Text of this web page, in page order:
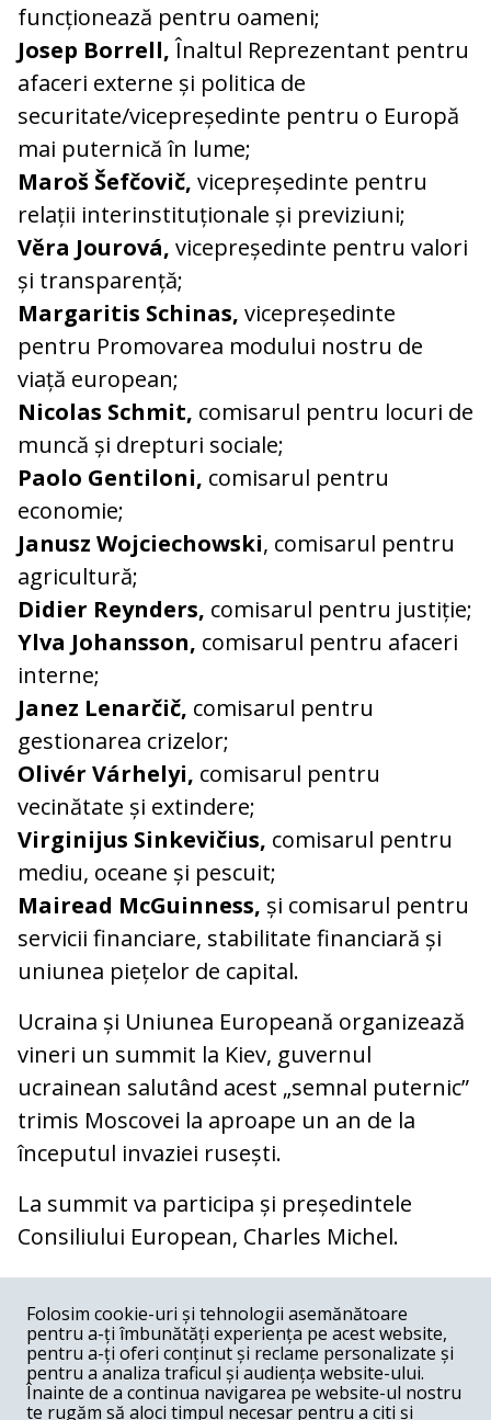
funcționează pentru oameni;
Josep Borrell,Înaltul Reprezentant pentru
afaceri externe și politica de
securitate/vicepreședinte pentru o Europă
mai puternică în lume;
Maroš Šefčovič, vicepreședinte pentru
relații interinstituționale și previziuni;
Věra Jourová, vicepreședinte pentru valori
și transparență;
Margaritis Schinas, vicepreședinte
pentru Promovarea modului nostru de
viață european;
Nicolas Schmit, comisarul pentru locuri de
muncă și drepturi sociale;
Paolo Gentiloni, comisarul pentru
economie;
Janusz Wojciechowski, comisarul pentru
agricultură;
Didier Reynders, comisarul pentru justiție;
Ylva Johansson, comisarul pentru afaceri
interne;
Janez Lenarčič, comisarul pentru
gestionarea crizelor;
Olivér Várhelyi, comisarul pentru
vecinătate și extindere;
Virginijus Sinkevičius, comisarul pentru
mediu, oceane și pescuit;
Mairead McGuinness, și comisarul pentru
servicii financiare, stabilitate financiară și
uniunea piețelor de capital.
Ucraina și Uniunea Europeană organizează
vineri un summit la Kiev, guvernul
ucrainean salutând acest „semnal puternic”
trimis Moscovei la aproape un an de la
începutul invaziei rusești.
La summit va participa și președintele
Consiliului European, Charles Michel.
COMENTARII
Nume
Email
Folosim cookie-uri și tehnologii asemănătoare
pentru a-ți îmbunătăți experiența pe acest website,
pentru a-ți oferi conținut și reclame personalizate și
pentru a analiza traficul și audiența website-ului.
Înainte de a continua navigarea pe website-ul nostru
te rugăm să aloci timpul necesar pentru a citi și